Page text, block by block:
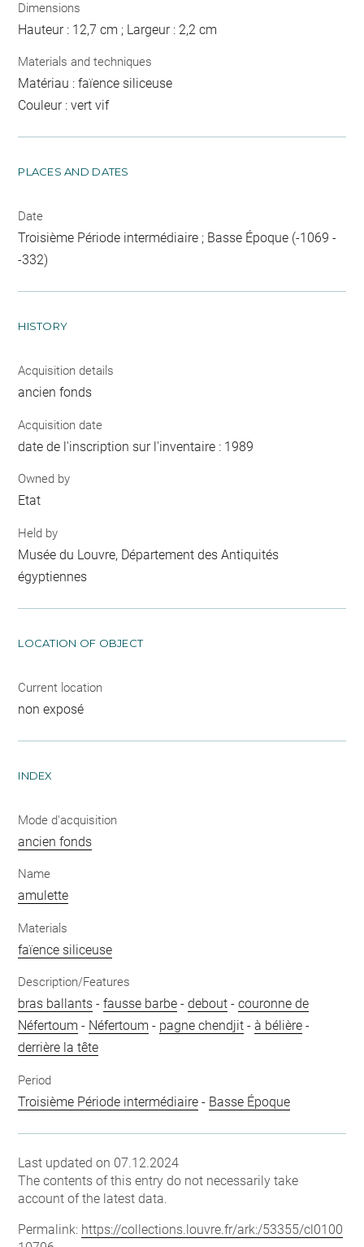
Dimensions
Hauteur : 12,7 cm ; Largeur : 2,2 cm
Materials and techniques
Matériau : faïence siliceuse
Couleur : vert vif
PLACES AND DATES
Date
Troisième Période intermédiaire ; Basse Époque (-1069 -
-332)
HISTORY
Acquisition details
ancien fonds
Acquisition date
date de l'inscription sur l'inventaire : 1989
Owned by
Etat
Held by
Musée du Louvre, Département des Antiquités
égyptiennes
LOCATION OF OBJECT
Current location
non exposé
INDEX
Mode d'acquisition
ancien fonds
Name
amulette
Materials
faïence siliceuse
Description/Features
bras ballants -fausse barbe -debout -couronne de
Néfertoum - Néfertoum - pagne chendjit -à bélière -
derrière la tête
Period
Troisième Période intermédiaire - Basse Époque
Last updated on 07.12.2024
The contents of this entry do not necessarily take
account of the latest data.
Permalink: https://collections.louvre.fr/ark:/53355/cl0100